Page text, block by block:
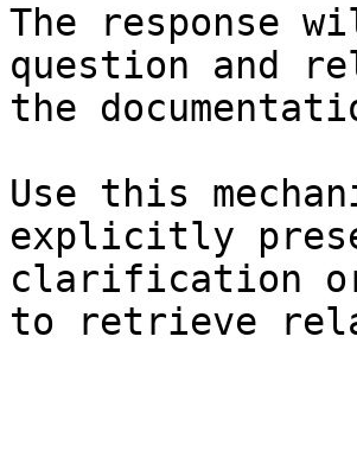
The response
question and
the
Use this
explicitly
clarification